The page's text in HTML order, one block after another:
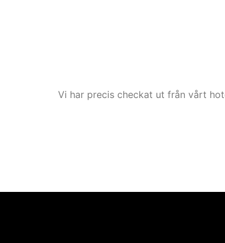
Vi har precis checkat ut från vårt